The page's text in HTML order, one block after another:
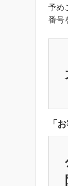
予め
番号
「